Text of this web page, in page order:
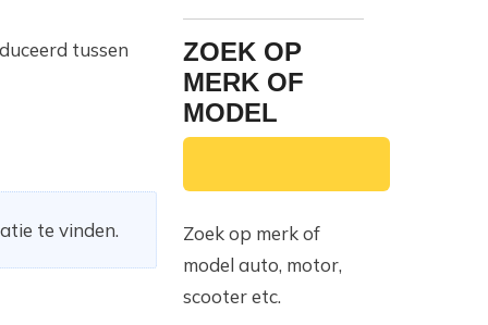
tussen
te vinden.
ZOEK OP
MERK OF
MODEL
Zoek op merk of
model auto, motor,
scooter etc.